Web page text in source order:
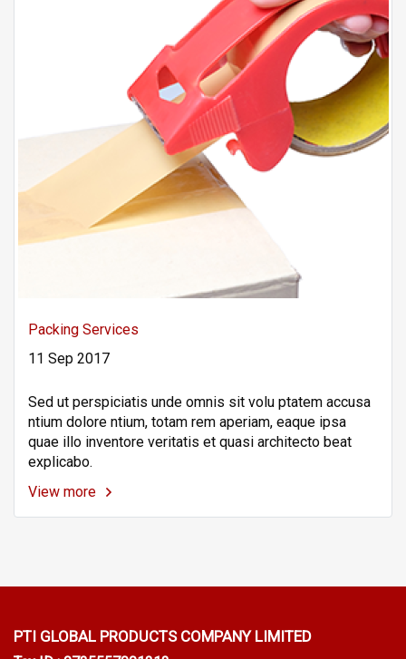
Packing Services
11 Sep 2017
Sed ut perspiciatis unde omnis sit volu ptatem accusa
ntium dolore ntium, totam rem aperiam, eaque ipsa
quae illo inventore veritatis et quasi architecto beat
explicabo.
View more
PTI GLOBAL PRODUCTS COMPANY LIMITED